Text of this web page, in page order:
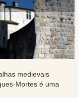
medievais
Mortes é uma